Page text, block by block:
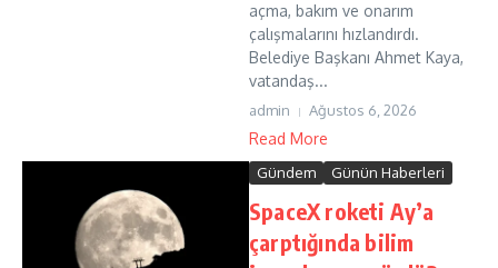
açma, bakım ve onarım
çalışmalarını hızlandırdı.
Belediye Başkanı Ahmet Kaya,
vatandaş...
admin Ağustos 6, 2026
Read More
Gündem Günün Haberleri
SpaceX roketi Ay’a
çarptığında bilim